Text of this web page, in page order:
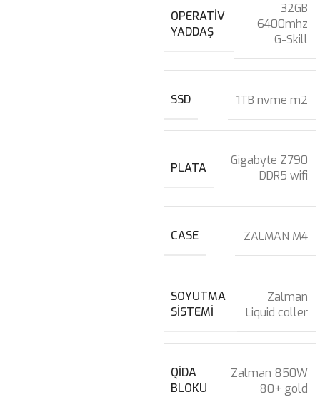
OPERATIV
YADDAŞ
32GB
6400mhz
G-Skill
SSD 1TB nvme m2
PLATA
Gigabyte Z790
DDR5 wifi
CASE ZALMAN M4
SOYUTMA
SISTEMI
Zalman
Liquid coller
QIDA
BLOKU
Zalman 850W
80+ gold